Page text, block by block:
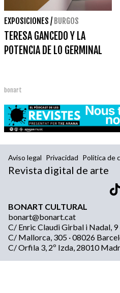
EXPOSICIONES / BURGOS
TERESA GANCEDO Y LA
POTENCIA DE LO GERMINAL
bonart
Aviso legal Privacidad Política de
Revista digital de arte
BONART CULTURAL
bonart@bonart.cat
C/ Enric Claudi Girbal i Nadal, 9
C/ Mallorca, 305 · 08026
C/ Orfila 3, 2º Izda, 28010